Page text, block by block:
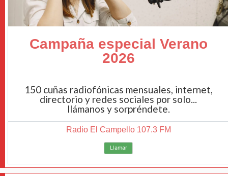
Campaña especial Verano
2026
150 cuñas radiofónicas mensuales, internet,
directorio y redes sociales por solo...
llámanos y sorpréndete.
Radio El Campello 107.3 FM
Llamar